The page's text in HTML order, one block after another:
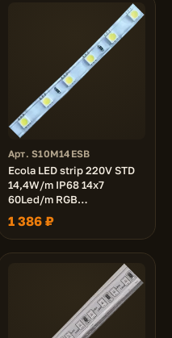
Арт. S10M14ESB
Ecola LED strip 220V STD
14,4W/m IP68 14x7
60Led/m RGB
разноцветная лента 10м.
1 386 ₽